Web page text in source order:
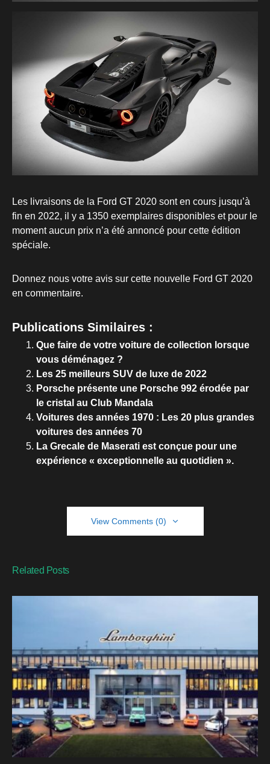
Les livraisons de la Ford GT 2020 sont en cours jusqu’à
fin en 2022, il y a 1350 exemplaires disponibles et pour le
moment aucun prix n’a été annoncé pour cette édition
spéciale.
Donnez nous votre avis sur cette nouvelle Ford GT 2020
en commentaire.
Publications Similaires :
Que faire de votre voiture de collection lorsque
vous déménagez ?
Les 25 meilleurs SUV de luxe de 2022
Porsche présente une Porsche 992 érodée par
le cristal au Club Mandala
Voitures des années 1970 : Les 20 plus grandes
voitures des années 70
La Grecale de Maserati est conçue pour une
expérience « exceptionnelle au quotidien ».
View Comments (0)
Related Posts